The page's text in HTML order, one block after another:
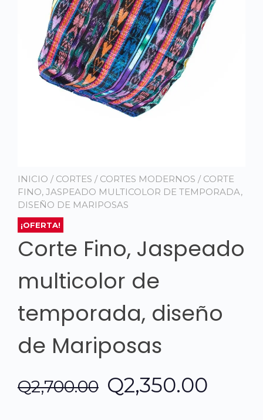
INICIO / CORTES / CORTES MODERNOS / CORTE
FINO, JASPEADO MULTICOLOR DE TEMPORADA,
DISEÑO DE MARIPOSAS
¡OFERTA!
Corte Fino, Jaspeado
multicolor de
temporada, diseño
de Mariposas
Q2,700.00 El
Q2,350.00